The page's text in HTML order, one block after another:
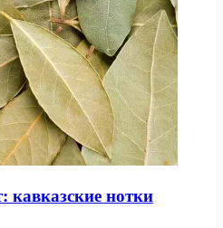
кавказские нотки